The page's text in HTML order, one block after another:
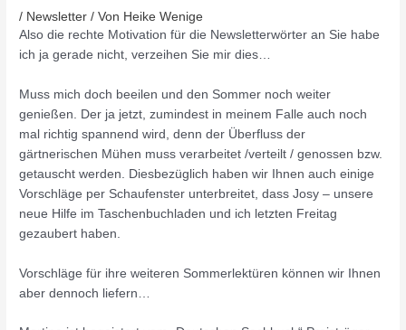
/ Newsletter / Von Heike Wenige
Also die rechte Motivation für die Newsletterwörter an Sie habe
ich ja gerade nicht, verzeihen Sie mir dies…
Muss mich doch beeilen und den Sommer noch weiter
genießen. Der ja jetzt, zumindest in meinem Falle auch noch
mal richtig spannend wird, denn der Überfluss der
gärtnerischen Mühen muss verarbeitet /verteilt / genossen bzw.
getauscht werden. Diesbezüglich haben wir Ihnen auch einige
Vorschläge per Schaufenster unterbreitet, dass Josy – unsere
neue Hilfe im Taschenbuchladen und ich letzten Freitag
gezaubert haben.
Vorschläge für ihre weiteren Sommerlektüren können wir Ihnen
aber dennoch liefern…